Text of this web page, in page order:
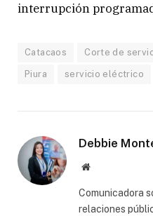
interrupción
Catacaos Corte de
Piura servicio eléctrico
Debbie
Website
Comunicadora
relaciones